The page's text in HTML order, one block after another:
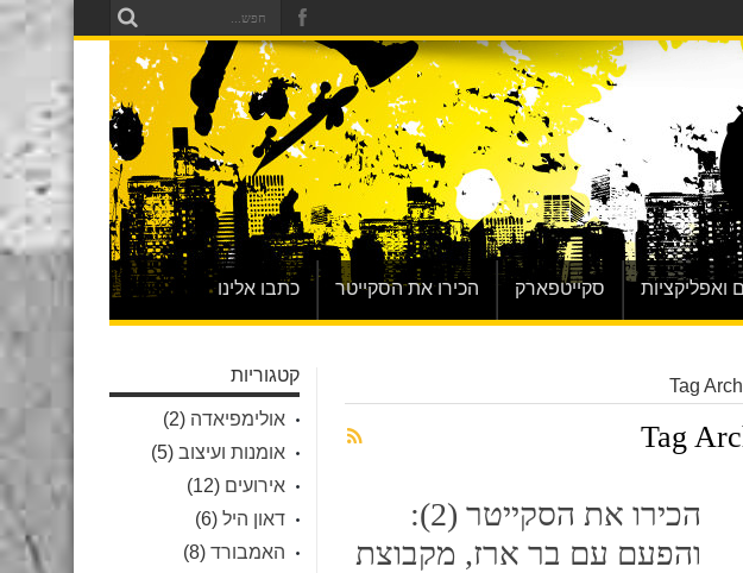
ואפליקציות סקייטפארק הכירו את הסקייטר כתבו אלינו
Tag
Tag
הכירו את הסקייטר (2):
והפעם עם בר ארז, מקבוצת
קטגוריות
אולימפיאדה (2)
אומנות ועיצוב (5)
אירועים (12)
דאון היל (6)
האמבורד (8)